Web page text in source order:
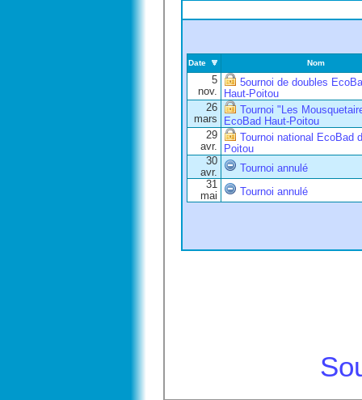
Date Nom
5
nov.
5ournoi de doubles
Haut-Poitou
26
mars
Tournoi "Les
EcoBad Haut-Poitou
29
avr.
Tournoi national EcoBad
Poitou
30
avr.
Tournoi annulé
31
mai
Tournoi annulé